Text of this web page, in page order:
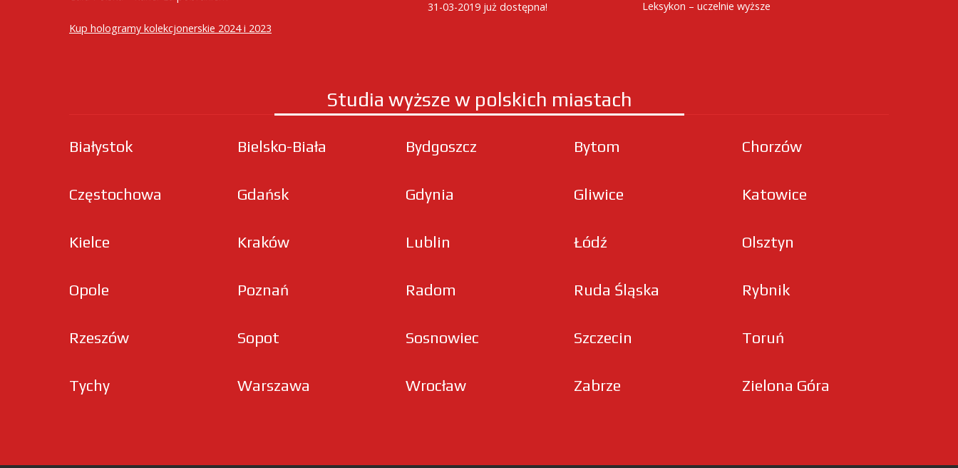
Kup hologramy kolekcjonerskie 2024 i 2023
31-03-2019 już dostępna!
Leksykon – uczelnie wyższe
Studia wyższe w polskich miastach
Białystok Bielsko-Biała Bydgoszcz Bytom Chorzów
Częstochowa Gdańsk Gdynia Gliwice Katowice
Kielce Kraków Lublin Łódź Olsztyn
Opole Poznań Radom Ruda Śląska Rybnik
Rzeszów Sopot Sosnowiec Szczecin Toruń
Tychy Warszawa Wrocław Zabrze Zielona Góra